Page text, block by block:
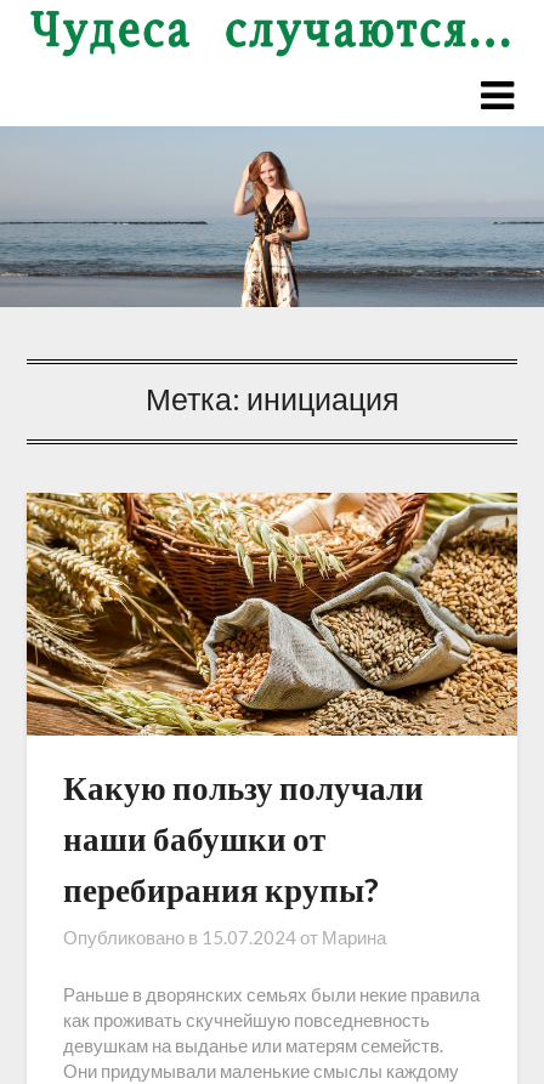
Перейти
Метка: инициация
Какую пользу получали
наши бабушки от
перебирания крупы?
Опубликовано в 15.07.2024от Марина
Раньше в дворянских семьях были некие правила
как проживать скучнейшую повседневность
девушкам на выданье или матерям семейств.
Они придумывали маленькие смыслы каждому